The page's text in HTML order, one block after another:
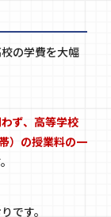
の学費を大幅
ず、高等学校
）の授業料の一
です。